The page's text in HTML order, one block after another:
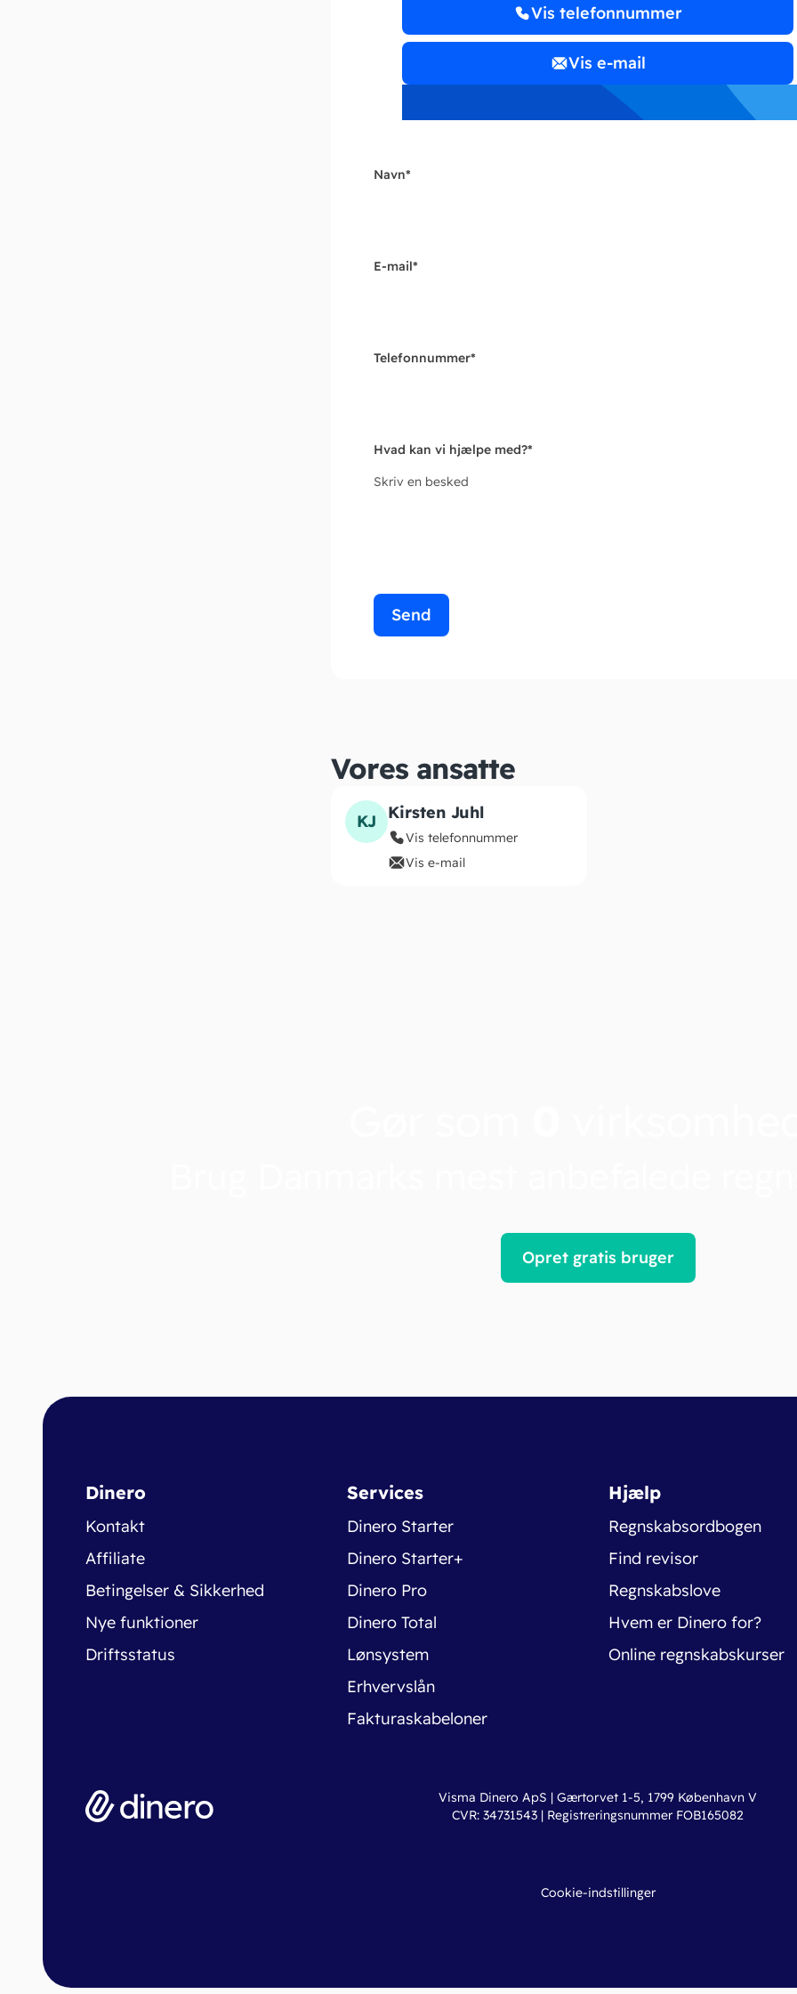
Vis telefonnummer
Vis e-mail
Navn*
E-mail*
Telefonnummer*
Hvad kan vi hjælpe med?*
Skriv en besked
Send
Vores ansatte
KJ Kirsten Juhl
Vis telefonnummer
Vis e-mail
Opret gratis bruger
Dinero
Kontakt
Affiliate
Betingelser & Sikkerhed
Nye funktioner
Driftsstatus
Services
Dinero Starter
Dinero Starter+
Dinero Pro
Dinero Total
Lønsystem
Erhvervslån
Fakturaskabeloner
Hjælp
Regnskabsordbogen
Find revisor
Regnskabslove
Hvem er Dinero for?
Online regnskabskurser
Visma Dinero ApS | Gærtorvet 1-5, 1799 København V
CVR: 34731543 | Registreringsnummer FOB165082
Cookie-indstillinger